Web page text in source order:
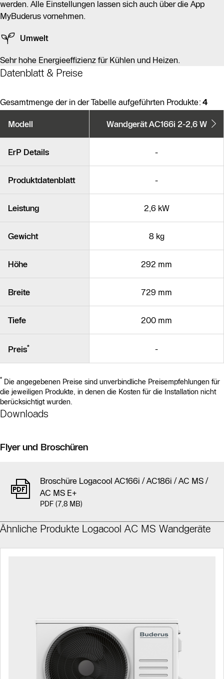
werden. Alle Einstellungen lassen sich auch über die App
MyBuderus vornehmen.
Umwelt
Sehr hohe Energieeffizienz für Kühlen und Heizen.
Datenblatt & Preise
Gesamtmenge der in der Tabelle aufgeführten Produkte: 4
Modell Wandgerät AC166i 2-2,6 W
ErP Details -
Produktdatenblatt -
Leistung 2,6 kW
Gewicht 8 kg
Höhe 292 mm
Breite 729 mm
Tiefe 200 mm
Preis* -
* Die angegebenen Preise sind unverbindliche Preisempfehlungen für
die jeweiligen Produkte, in denen die Kosten für die Installation nicht
berücksichtigt wurden.
Downloads
Flyer und Broschüren
Broschüre Logacool AC166i / AC186i / AC MS /
AC MS E+
PDF (7,8 MB)
Ähnliche Produkte Logacool AC MS Wandgeräte